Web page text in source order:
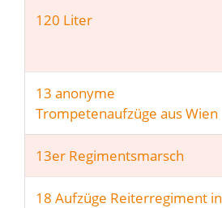
120 Liter
13 anonyme
Trompetenaufzüge aus Wien
13er Regimentsmarsch
18 Aufzüge Reiterregiment in